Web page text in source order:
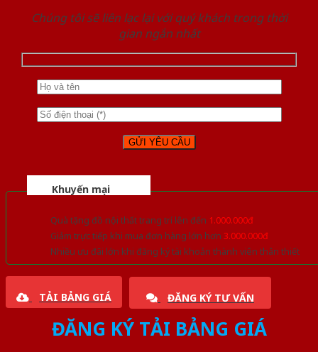
Chúng tôi sẽ liên lạc lại với quý khách trong thời
gian ngắn nhất
Khuyến mại
Quà tặng đồ nội thất trang trí lên đến 1.000.000đ
Giảm trực tiếp khi mua đơn hàng lớn hơn 3.000.000đ
Nhiều ưu đãi lớn khi đăng ký tài khoản thành viên thân thiết
TẢI BẢNG GIÁ ĐĂNG KÝ TƯ VẤN
ĐĂNG KÝ TẢI BẢNG GIÁ